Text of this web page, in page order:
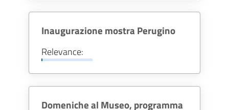
accesso, tra cui la monumentale
Porta di Augusto e la Porta della
Mandria, il teatro e l’anfiteatro, i
resti dell’Augusteum, un
monumentale criptoportico, oltre a
strutture riferibili a domus, ville
suburbane nonché aree sepolcrali
Inaugurazione mostra Perugino
Relevance:
Domeniche al Museo, programma